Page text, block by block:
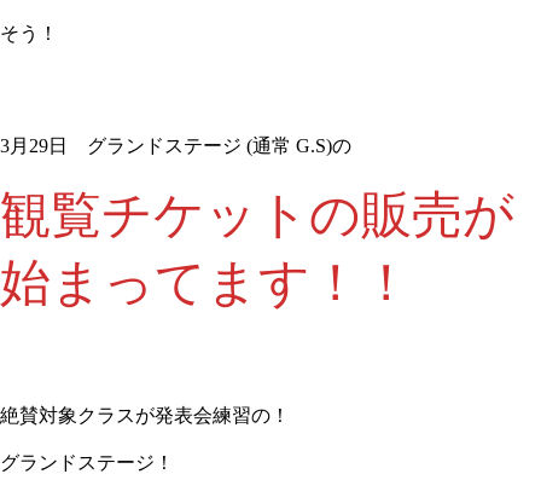
そう！
3月29日 グランドステージ (通常 G.S)の
観覧チケットの販売が
始まってます！！
絶賛対象クラスが発表会練習の！
グランドステージ！